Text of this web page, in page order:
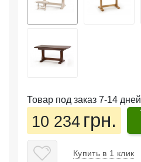
Товар под заказ 7-14 дней
10 234 грн.
Купить в 1 клик